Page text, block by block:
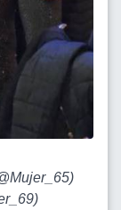
)
)